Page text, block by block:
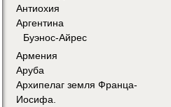
Антиохия
Аргентина
Буэнос-Айрес
Армения
Аруба
Архипелаг земля Франца-
Иосифа.